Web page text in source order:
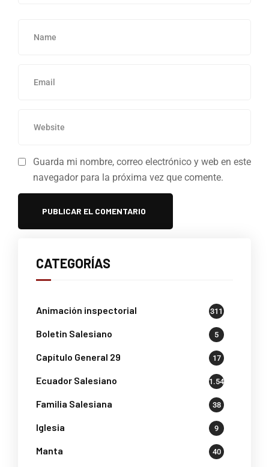
Guarda mi nombre, correo electrónico y web en este
navegador para la próxima vez que comente.
CATEGORÍAS
Animación inspectorial 311
Boletin Salesiano 5
Capítulo General 29 17
Ecuador Salesiano 1.541
Familia Salesiana 38
Iglesia 9
Manta 40